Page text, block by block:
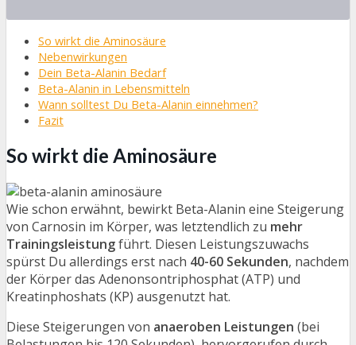
So wirkt die Aminosäure
Nebenwirkungen
Dein Beta-Alanin Bedarf
Beta-Alanin in Lebensmitteln
Wann solltest Du Beta-Alanin einnehmen?
Fazit
So wirkt die Aminosäure
Wie schon erwähnt, bewirkt Beta-Alanin eine Steigerung
von Carnosin im Körper, was letztendlich zu mehr
Trainingsleistungführt. Diesen Leistungszuwachs
spürst Du allerdings erst nach 40-60 Sekunden, nachdem
der Körper das Adenonsontriphosphat (ATP) und
Kreatinphoshats (KP) ausgenutzt hat.
Diese Steigerungen von anaeroben Leistungen (bei